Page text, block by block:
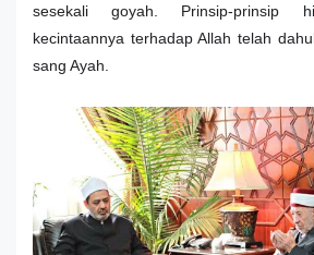
sesekali goyah. Prinsip-prinsip
kecintaannya terhadap Allah telah
sang Ayah.